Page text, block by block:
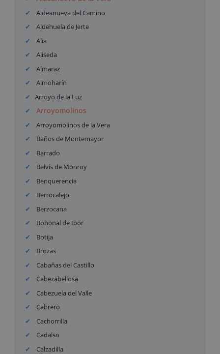
Aldeanueva del Camino
Aldehuela de Jerte
Alía
Aliseda
Almaraz
Almoharín
Arroyo de la Luz
Arroyomolinos
Arroyomolinos de la Vera
Baños de Montemayor
Barrado
Belvís de Monroy
Benquerencia
Berrocalejo
Berzocana
Bohonal de Ibor
Botija
Brozas
Cabañas del Castillo
Cabezabellosa
Cabezuela del Valle
Cabrero
Cachorrilla
Cadalso
Calzadilla